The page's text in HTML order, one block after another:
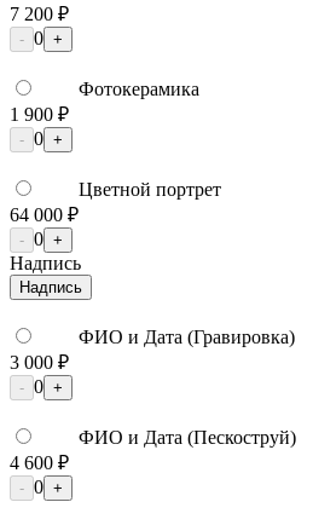
7 200 ₽
- 0 +
Фотокерамика
1 900 ₽
- 0 +
Цветной портрет
64 000 ₽
- 0 +
Надпись
Надпись
ФИО и Дата (Гравировка)
3 000 ₽
- 0 +
ФИО и Дата (Пескоструй)
4 600 ₽
- 0 +